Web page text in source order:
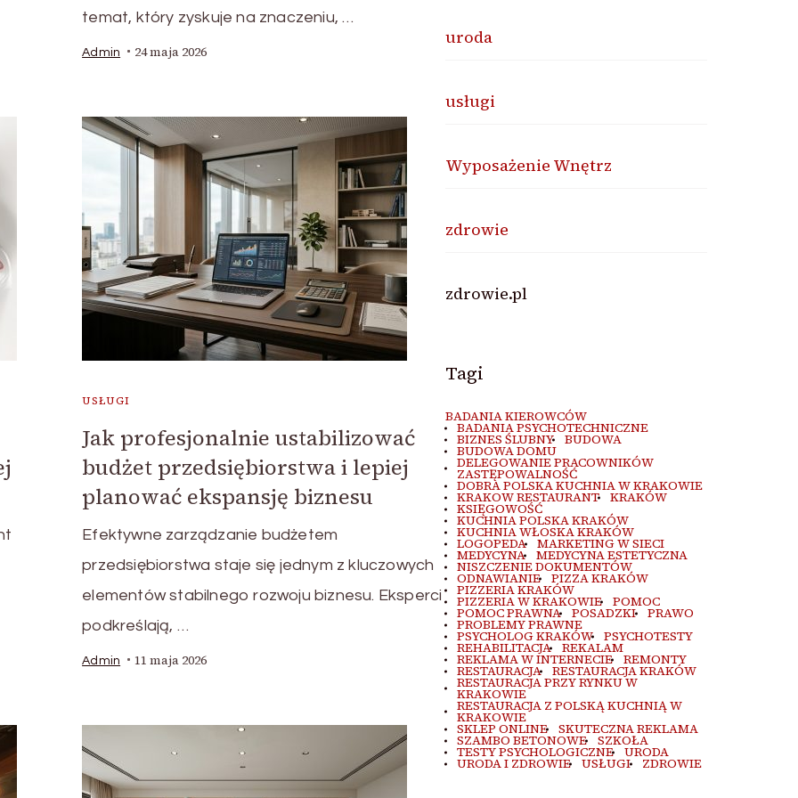
temat, który zyskuje na znaczeniu, …
Admin 24 maja 2026
USŁUGI
Jak profesjonalnie ustabilizować
budżet przedsiębiorstwa i lepiej
planować ekspansję biznesu
Efektywne zarządzanie budżetem
przedsiębiorstwa staje się jednym z kluczowych
elementów stabilnego rozwoju biznesu. Eksperci
podkreślają, …
Admin 11 maja 2026
uroda
usługi
Wyposażenie Wnętrz
zdrowie
zdrowie.pl
Tagi
BADANIA KIEROWCÓW
BADANIA PSYCHOTECHNICZNE
BIZNES ŚLUBNY BUDOWA
BUDOWA DOMU
DELEGOWANIE PRACOWNIKÓW
ZASTĘPOWALNOŚĆ
DOBRA POLSKA KUCHNIA W KRAKOWIE
KRAKOW RESTAURANT KRAKÓW
KSIĘGOWOŚĆ
KUCHNIA POLSKA KRAKÓW
KUCHNIA WŁOSKA KRAKÓW
LOGOPEDA MARKETING W SIECI
MEDYCYNA MEDYCYNA ESTETYCZNA
NISZCZENIE DOKUMENTÓW
ODNAWIANIE PIZZA KRAKÓW
PIZZERIA KRAKÓW
PIZZERIA W KRAKOWIE POMOC
POMOC PRAWNA POSADZKI PRAWO
PROBLEMY PRAWNE
PSYCHOLOG KRAKÓW PSYCHOTESTY
REHABILITACJA REKALAM
REKLAMA W INTERNECIE REMONTY
RESTAURACJA RESTAURACJA KRAKÓW
RESTAURACJA PRZY RYNKU W
KRAKOWIE
RESTAURACJA Z POLSKĄ KUCHNIĄ W
KRAKOWIE
SKLEP ONLINE SKUTECZNA REKLAMA
SZAMBO BETONOWE SZKOŁA
TESTY PSYCHOLOGICZNE URODA
URODA I ZDROWIE USŁUGI ZDROWIE